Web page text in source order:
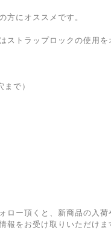
方にオススメです。
ストラップロックの使用を
で）
ロー頂くと、新商品の入荷
報をお受け取りいただけま